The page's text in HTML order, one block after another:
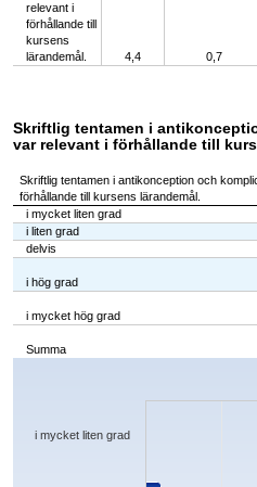
relevant i
förhållande till
kursens
lärandemål.
4,4 0,7
Skriftlig tentamen i
var relevant i förhållande till
Skriftlig tentamen i antikonception och
förhållande till kursens lärandemål.
i mycket liten grad
i liten grad
delvis
i hög grad
i mycket hög grad
Summa
Chart
The chart has 1 X axis displaying categories.
i mycket liten grad